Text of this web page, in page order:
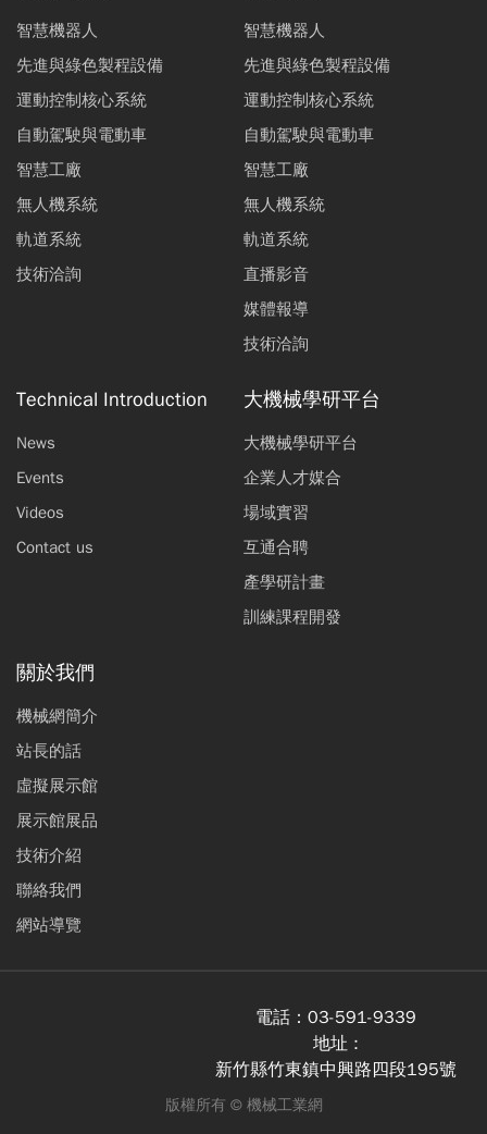
智慧機器人
先進與綠色製程設備
運動控制核心系統
自動駕駛與電動車
智慧工廠
無人機系統
軌道系統
技術洽詢
智慧機器人
先進與綠色製程設備
運動控制核心系統
自動駕駛與電動車
智慧工廠
無人機系統
軌道系統
直播影音
媒體報導
技術洽詢
Technical Introduction
News
Events
Videos
Contact us
大機械學研平台
大機械學研平台
企業人才媒合
場域實習
互通合聘
產學研計畫
訓練課程開發
關於我們
機械網簡介
站長的話
虛擬展示館
展示館展品
技術介紹
聯絡我們
網站導覽
電話： 03-591-9339
地址 :
新竹縣竹東鎮中興路四段195號
版權所有 © 機械工業網